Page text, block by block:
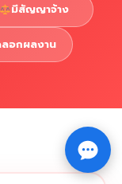
ยานิพนธ์ รับทำ⇧
มีสัญญาจ้าง
อกผลงาน